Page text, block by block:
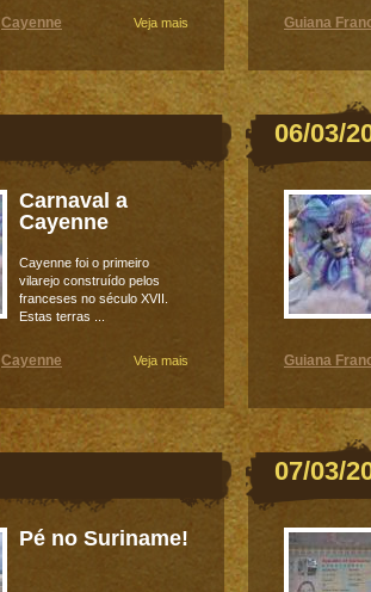
Veja mais
Cayenne
Carnaval a
Cayenne
Cayenne foi o primeiro
vilarejo construído pelos
franceses no século XVII.
Estas terras ...
Veja mais
Cayenne
Pé no Suriname!
Guiana
06/03/
Guiana
07/03/